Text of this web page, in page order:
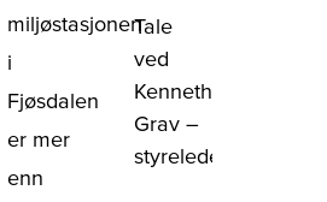
miljøstasjonen
i
Fjøsdalen
er mer
enn
Tale
ved
Kenneth
Grav –
styreleder